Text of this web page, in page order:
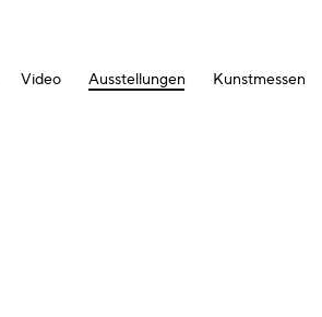
Video Ausstellungen Kunstmessen